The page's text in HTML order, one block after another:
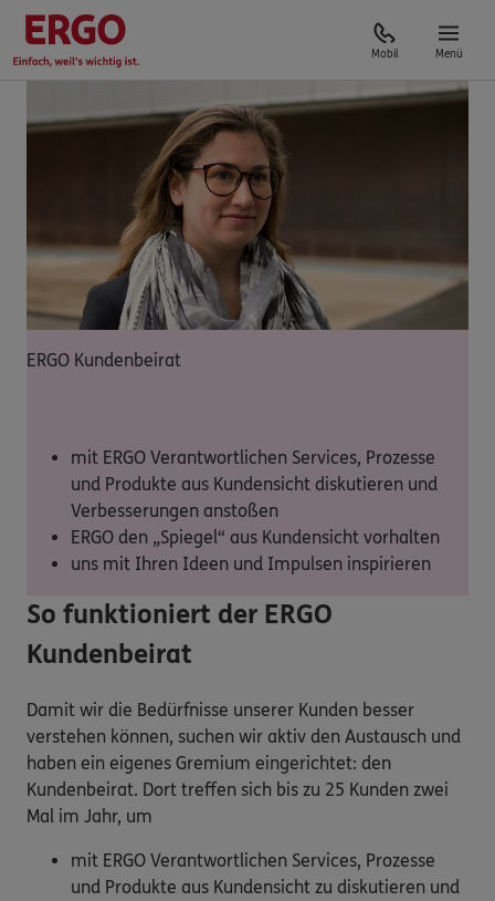
Mobil Menü
ERGO Kundenbeirat
mit ERGO Verantwortlichen Services, Prozesse
und Produkte aus Kundensicht diskutieren und
Verbesserungen anstoßen
ERGO den „Spiegel“ aus Kundensicht vorhalten
uns mit Ihren Ideen und Impulsen inspirieren
So funktioniert der ERGO
Kundenbeirat
Damit wir die Bedürfnisse unserer Kunden besser
verstehen können, suchen wir aktiv den Austausch und
haben ein eigenes Gremium eingerichtet: den
Kundenbeirat. Dort treffen sich bis zu 25 Kunden zwei
Mal im Jahr, um
mit ERGO Verantwortlichen Services, Prozesse
und Produkte aus Kundensicht zu diskutieren und